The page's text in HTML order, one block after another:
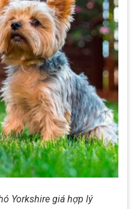
Yorkshire giá hợp lý